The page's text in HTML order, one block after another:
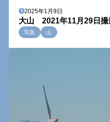
2025年1月9日
大山 2021年11月29日撮
写真 山